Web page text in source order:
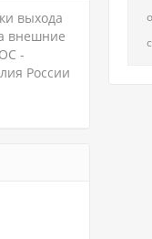
выхода
внешние
-
России